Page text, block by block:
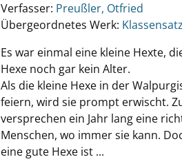
Verfasser: Preußler, Otfried
Übergeordnetes Werk:
Es war einmal eine kleine Hexte,
Hexe noch gar kein Alter.
Als die kleine Hexe in der
feiern, wird sie prompt erwischt.
versprechen ein Jahr lang eine
Menschen, wo immer sie kann.
eine gute Hexe ist ...